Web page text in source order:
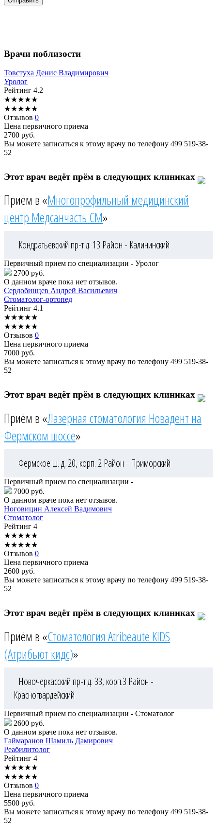
Врачи поблизости
Товстуха Денис Владимирович
Уролог
Рейтинг 4.2
★★★★★
★★★★★
Отзывов 0
Цена первичного приема
2700 руб.
Вы можете записаться к этому врачу по телефону 499 519-38-
52
Этот врач ведёт прём в следующих клиниках
Приём в «Многопрофильный медицинский
центр Медсанчасть СМ»
Кондратьевский пр-т д. 13 Район - Калининский
Первичный прием по специализации - Уролог
2700 руб.
О данном враче пока нет отзывов.
Сердобинцев Андрей Васильевич
Стоматолог-ортопед
Рейтинг 4.1
★★★★★
★★★★★
Отзывов 0
Цена первичного приема
7000 руб.
Вы можете записаться к этому врачу по телефону 499 519-38-
52
Этот врач ведёт прём в следующих клиниках
Приём в «Лазерная стоматология Новадент на
Фермском шоссе»
Фермское ш. д. 20, корп. 2 Район - Приморский
Первичный прием по специализации -
7000 руб.
О данном враче пока нет отзывов.
Ноговицин Алексей Вадимович
Стоматолог
Рейтинг 4
★★★★★
★★★★★
Отзывов 0
Цена первичного приема
2600 руб.
Вы можете записаться к этому врачу по телефону 499 519-38-
52
Этот врач ведёт прём в следующих клиниках
Приём в «Стоматология Atribeaute KIDS
(Атрибьют кидс)»
Новочеркасский пр-т д. 33, корп.3 Район -
Красногвардейский
Первичный прием по специализации - Стоматолог
2600 руб.
О данном враче пока нет отзывов.
Гаймаранов Шамиль Дамирович
Реабилитолог
Рейтинг 4
★★★★★
★★★★★
Отзывов 0
Цена первичного приема
5500 руб.
Вы можете записаться к этому врачу по телефону 499 519-38-
52